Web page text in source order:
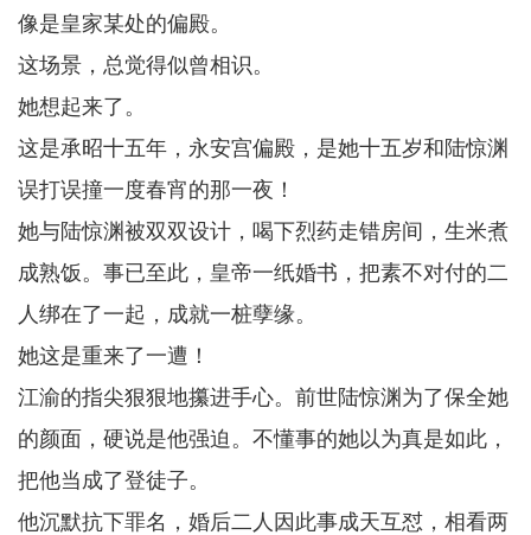
像是皇家某处的偏殿。
这场景，总觉得似曾相识。
她想起来了。
这是承昭十五年，永安宫偏殿，是她十五岁和陆惊渊
误打误撞一度春宵的那一夜！
她与陆惊渊被双双设计，喝下烈药走错房间，生米煮
成熟饭。事已至此，皇帝一纸婚书，把素不对付的二
人绑在了一起，成就一桩孽缘。
她这是重来了一遭！
江渝的指尖狠狠地攥进手心。前世陆惊渊为了保全她
的颜面，硬说是他强迫。不懂事的她以为真是如此，
把他当成了登徒子。
他沉默抗下罪名，婚后二人因此事成天互怼，相看两